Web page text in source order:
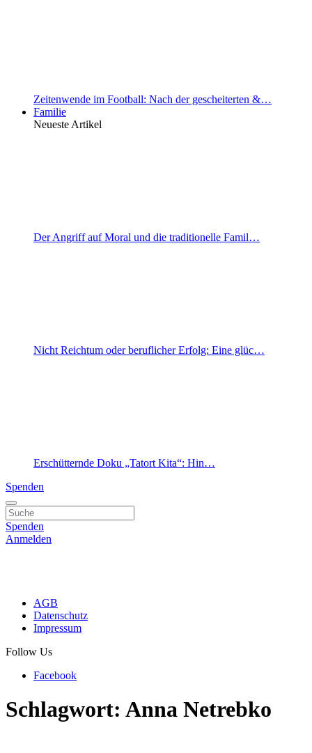
Zeitenwende im Football: Nach der gescheiterten &…
Familie
Neueste Artikel
Der Angriff auf Moral und die traditionelle Famil…
Nicht Reichtum oder beruflicher Erfolg: Eine glüc…
Erschütternde Doku „Tatort Kita“: Hin…
Spenden
Spenden
Anmelden
AGB
Datenschutz
Impressum
Follow Us
Facebook
Schlagwort: Anna Netrebko